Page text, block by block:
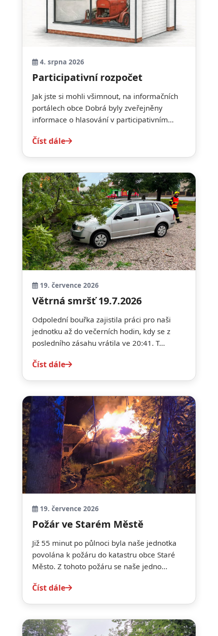
4. srpna 2026
Participativní rozpočet
Jak jste si mohli všimnout, na informačních
portálech obce Dobrá byly zveřejněny
informace o hlasování v participativním...
Číst dále
19. července 2026
Větrná smršť 19.7.2026
Odpolední bouřka zajistila práci pro naši
jednotku až do večerních hodin, kdy se z
posledního zásahu vrátila ve 20:41. T...
Číst dále
19. července 2026
Požár ve Starém Městě
Již 55 minut po půlnoci byla naše jednotka
povolána k požáru do katastru obce Staré
Město. Z tohoto požáru se naše jedno...
Číst dále